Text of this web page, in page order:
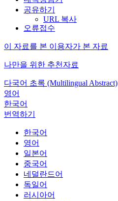
공유하기
URL 복사
오류접수
이 자료를 본 이용자가 본 자료
나만을 위한 추천자료
다국어 초록 (Multilingual Abstract)
영어
한국어
번역하기
한국어
영어
일본어
중국어
네덜란드어
독일어
러시아어